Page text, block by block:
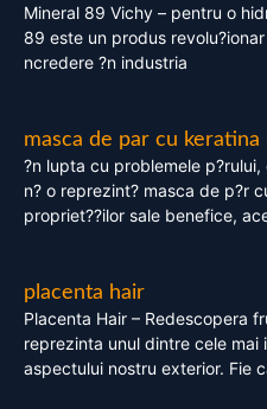
Mineral 89 Vichy – pentru o
89 este un produs
ncredere ?n industria
masca de par cu keratina
?n lupta cu problemele p?rului,
n? o reprezint? masca de p?r
propriet??ilor sale benefice,
placenta hair
Placenta Hair – Redescopera
reprezinta unul dintre cele
aspectului nostru exterior. Fie